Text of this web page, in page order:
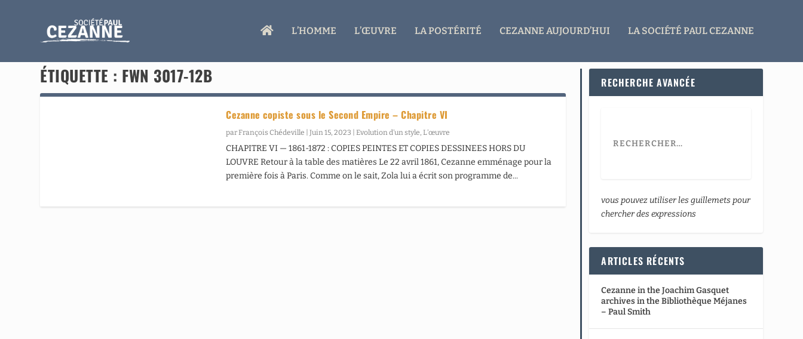
A
L’HOMME L’ŒUVRE LA POSTÉRITÉ CEZANNE AUJOURD’HUI LA SOCIÉTÉ PAUL CEZANNE
ÉTIQUETTE : FWN 3017-12B
Cezanne copiste sous le Second Empire – Chapitre VI
parFrançois Chédeville |Juin 15, 2023 |Evolution d’un style,L’œuvre
CHAPITRE VI — 1861-1872 : COPIES PEINTES ET COPIES DESSINEES HORS DU
LOUVRE Retour à la table des matières Le 22 avril 1861, Cezanne emménage pour la
première fois à Paris. Comme on le sait, Zola lui a écrit son programme de...
RECHERCHE AVANCÉE
vous pouvez utiliser les guillemets pour
chercher des expressions
ARTICLES RÉCENTS
Cezanne in the Joachim Gasquet
archives in the Bibliothèque Méjanes
– Paul Smith